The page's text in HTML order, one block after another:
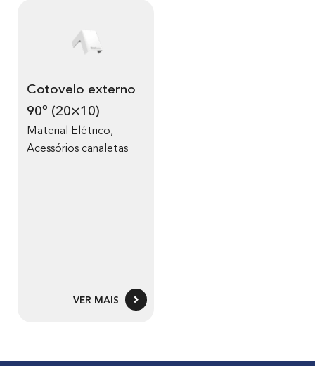
Cotovelo externo
90º (20×10)
Material Elétrico,
Acessórios canaletas
VER MAIS